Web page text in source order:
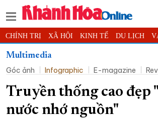
CHÍNH TRỊ XÃ HỘI KINH TẾ DU LỊCH
THỂ THAO ĐỜI SỐNG
KHOA HỌC - CÔNG NGHỆ PHÁP LUẬT BẠN
THẾ GIỚI MULTIMEDIA VIDEO ĐỌC BÁO
PODCAST THÔNG TIN - QUẢNG CÁO
Multimedia
Góc ảnh
Infographic E-magazine
Truyền thống cao đẹp
nước nhớ nguồn"